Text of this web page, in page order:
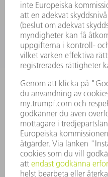
TILLÄMPNINGAR
BRANSCHER
FÖRETAG
KARRIÄR
LEDIGA TJÄNSTER
FÖRETAGSPROFIL
STYRELSE
FÖRETAGSPRINCIPER
ÖVERENSSTÄMMELSE
RÅDGIVARSYSTEM
SECURITY
PRESSMEDDELANDEN
MAGASIN
HÅLLBARHET
MILJÖ & KLIMAT
SOCIALT & SAMHÄLLE